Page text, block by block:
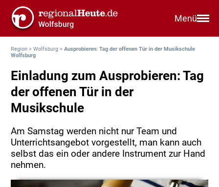
Menü
Region >Wolfsburg >Ausprobieren: Tag der offenen Tür in der Musikschule
Wolfsburg
Einladung zum Ausprobieren: Tag
der offenen Tür in der
Musikschule
Am Samstag werden nicht nur Team und
Unterrichtsangebot vorgestellt, man kann auch
selbst das ein oder andere Instrument zur Hand
nehmen.